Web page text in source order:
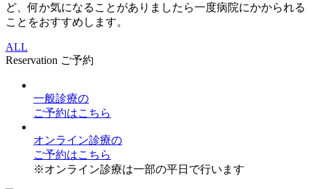
ど、何か気になることがありましたら一度病院にかかられる
ことをおすすめします。
ALL
Reservation ご予約
一般診療の
ご予約はこちら
オンライン診療の
ご予約はこちら
※オンライン診療は一部の平日で行います